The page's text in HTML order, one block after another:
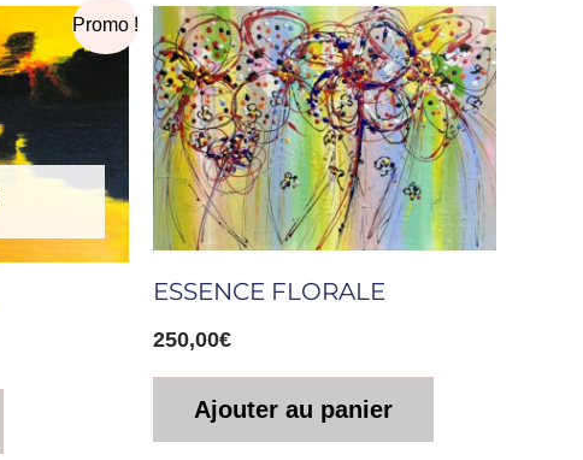
Promo !
ESSENCE FLORALE
250,00€
Ajouter au panier